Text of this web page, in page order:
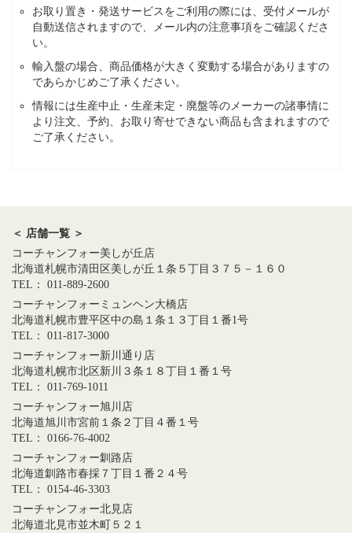
お取り置き・発送サービスをご利用の際には、受付メールが
自動送信されますので、メール内の注意事項をご確認くださ
い。
輸入盤の場合、商品価格が大きく変動する場合がありますの
であらかじめご了承ください。
情報には生産中止・生産未定・廃盤等のメーカーの諸事情に
より注文、予約、お取り寄せできない商品も含まれますので
ご了承ください。
＜ 店舗一覧 ＞
コーチャンフォー美しが丘店
北海道札幌市清田区美しが丘１条５丁目３７５－１６０
TEL： 011-889-2600
コーチャンフォーミュンヘン大橋店
北海道札幌市豊平区中の島１条１３丁目１番1号
TEL： 011-817-3000
コーチャンフォー新川通り店
北海道札幌市北区新川３条１８丁目１番１号
TEL： 011-769-1011
コーチャンフォー旭川店
北海道旭川市宮前１条２丁目４番１号
TEL： 0166-76-4002
コーチャンフォー釧路店
北海道釧路市春採７丁目１番２４号
TEL： 0154-46-3303
コーチャンフォー北見店
北海道北見市並木町５２１